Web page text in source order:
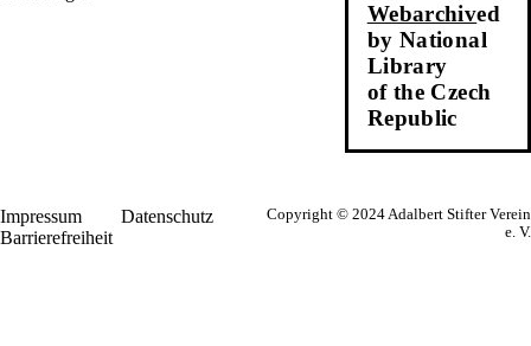
Webarchived
by National
Library
of the Czech
Republic
Impressum
Datenschutz
Barrierefreiheit
Copyright © 2024 Adalbert Stifter Verein
e. V.